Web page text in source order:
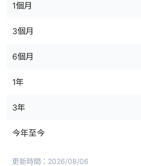
1個月
3個月
6個月
1年
3年
今年至今
更新時間： 2026/08/06